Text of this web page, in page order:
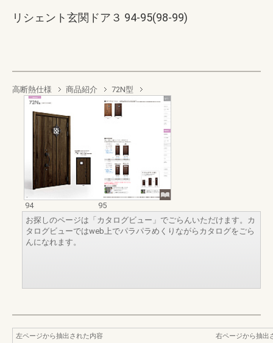
リシェント玄関ドア３ 94-95(98-99)
高断熱仕様 商品紹介 72N型
94
95
お探しのページは「カタログビュー」でごらんいただけます。カ
タログビューではweb上でパラパラめくりながらカタログをごら
んになれます。
左ページから抽出された内容
右ページから抽出